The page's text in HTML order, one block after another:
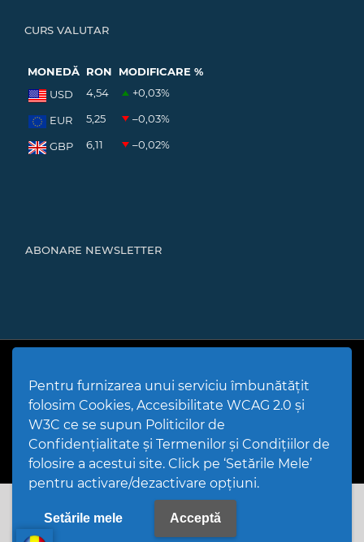
Pentru furnizarea unui serviciu îmbunătățit
folosim Cookies, Accesibilitate WCAG 2.0 și
W3C ce se supun Politicilor de
Confidențialitate și Termenilor și Condițiilor de
folosire a acestui site. Click pe ‘Setările Mele’
pentru activare/dezactivare opțiuni.
Setările mele Acceptă
CURS VALUTAR
MONEDĂ RON
MODIFICARE %
USD
4,54 +0,03%
EUR 5,25 –0,03%
GBP 6,11 –0,02%
ABONARE NEWSLETTER
Mărgineni
Politică de utilizare Cookies|Politică de confidențialitate site
Termeni și condiții de utilizare a site-ului
Hartă Website